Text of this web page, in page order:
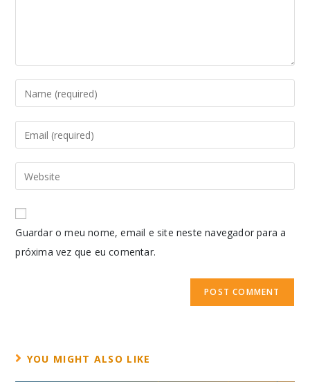
Guardar o meu nome, email e site neste navegador para a
próxima vez que eu comentar.
YOU MIGHT ALSO LIKE